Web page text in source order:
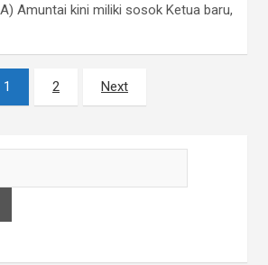
Amuntai kini miliki sosok Ketua baru,
1 2 Next